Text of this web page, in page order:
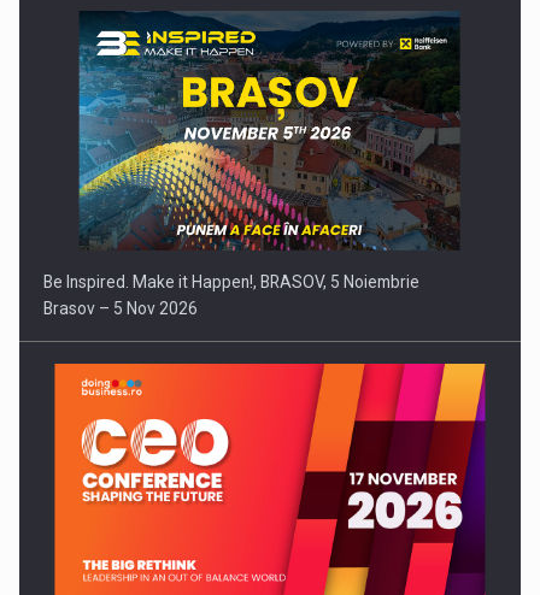
Be Inspired. Make it Happen!, BRASOV, 5 Noiembrie
Brasov – 5 Nov 2026